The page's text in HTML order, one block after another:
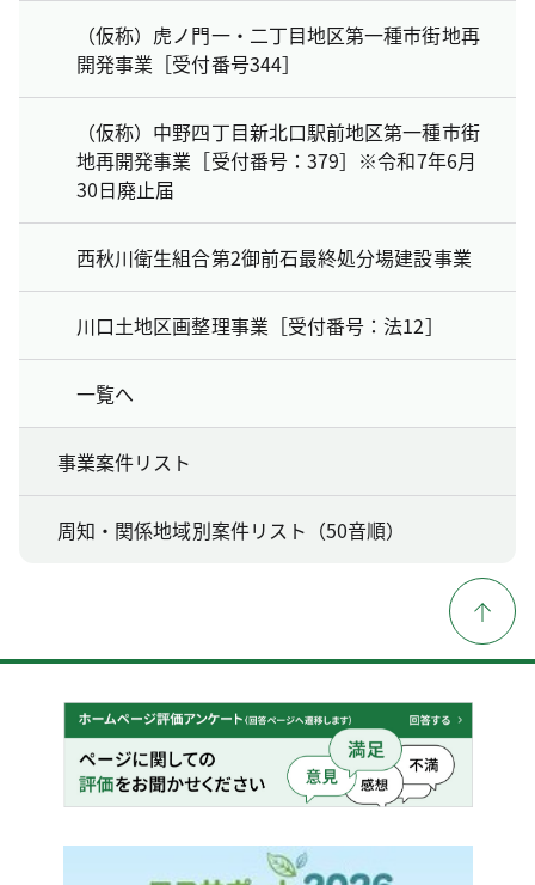
（仮称）虎ノ門一・二丁目地区第一種市街地再
開発事業［受付番号344］
（仮称）中野四丁目新北口駅前地区第一種市街
地再開発事業［受付番号：379］※令和7年6月
30日廃止届
西秋川衛生組合第2御前石最終処分場建設事業
川口土地区画整理事業［受付番号：法12］
一覧へ
事業案件リスト
周知・関係地域別案件リスト（50音順）